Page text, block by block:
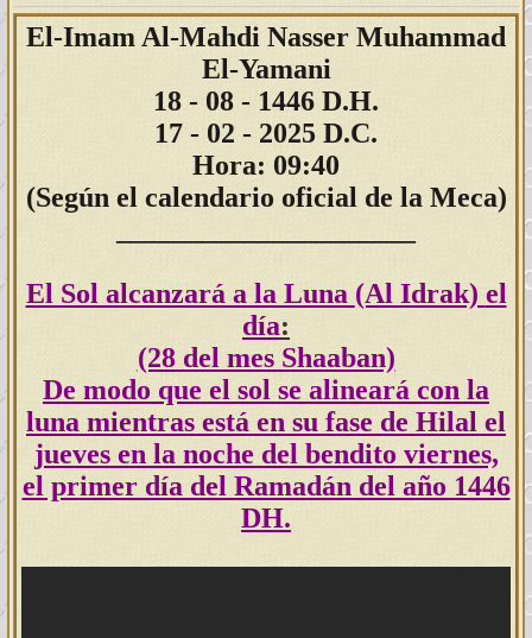
El-Imam Al-Mahdi Nasser Muhammad
El-Yamani
18 - 08 - 1446 D.H.
17 - 02 - 2025 D.C.
Hora: 09:40
(Según el calendario oficial de la Meca)
El Sol alcanzará a la Luna (Al Idrak) el
día:
(28 del mes Shaaban)
De modo que el sol se alineará con la
luna mientras está en su fase de Hilal el
jueves en la noche del bendito viernes,
el primer día del Ramadán del año 1446
DH.